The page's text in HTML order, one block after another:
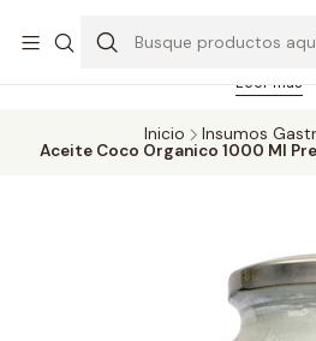
Feriado 21-05-2026 atención hasta las 14
día solo área Metropolitana Santiago
Pedidos hasta 16 hrs., sábados y
Leer más
Inicio
Insumos
Aceite Coco Organico 1000 Ml